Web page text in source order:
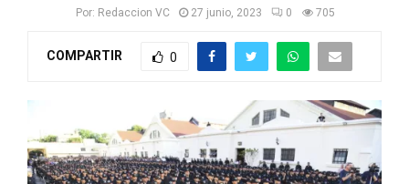
Por: Redaccion VC 27 junio, 2023 0 705
COMPARTIR 0